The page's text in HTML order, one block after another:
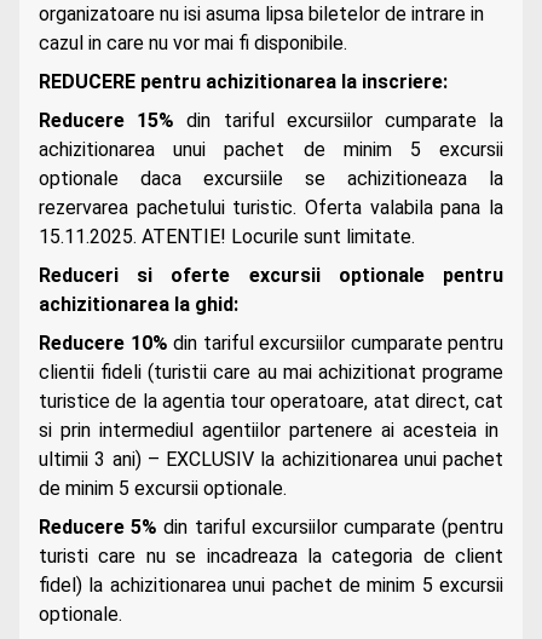
organizatoare nu isi asuma lipsa biletelor de intrare in
cazul in care nu vor mai fi disponibile.
REDUCERE pentru achizitionarea la inscriere:
Reducere 15% din tariful excursiilor cumparate la
achizitionarea unui pachet de minim 5 excursii
optionale daca excursiile se achizitioneaza la
rezervarea pachetului turistic. Oferta valabila pana la
15.11.2025. ATENTIE! Locurile sunt limitate.
Reduceri si oferte excursii optionale pentru
achizitionarea la ghid:
Reducere 10% din tariful excursiilor cumparate pentru
clientii fideli (turistii care au mai achizitionat programe
turistice de la agentia tour operatoare, atat direct, cat
si prin intermediul agentiilor partenere ai acesteia in
ultimii 3 ani) – EXCLUSIV la achizitionarea unui pachet
de minim 5 excursii optionale.
Reducere 5% din tariful excursiilor cumparate (pentru
turisti care nu se incadreaza la categoria de client
fidel) la achizitionarea unui pachet de minim 5 excursii
optionale.